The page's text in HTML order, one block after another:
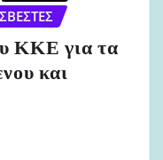
ΚΚΕ για τα
και